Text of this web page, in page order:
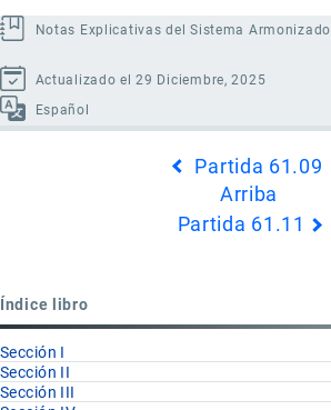
Notas Explicativas del Sistema Armonizado
Actualizado el 29 Diciembre, 2025
Español
61.10
Partida 61.09
Arriba
Partida 61.11
Índice libro
Sección I
Sección II
Sección III